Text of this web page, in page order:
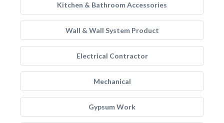
Kitchen & Bathroom Accessories
Wall & Wall System Product
Electrical Contractor
Mechanical
Gypsum Work